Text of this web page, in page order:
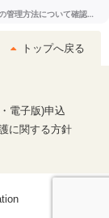
トップへ戻る
電子版)申込
に関する方針